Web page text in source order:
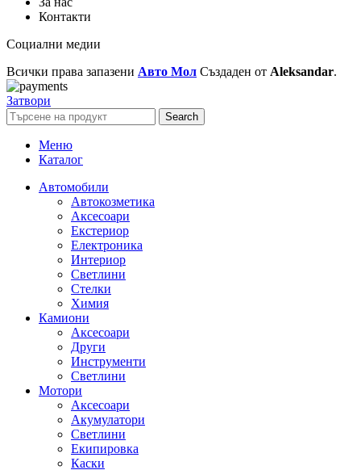
Контакти
Социални медии
Всички права запазени Авто Мол Създаден от Aleksandar.
Затвори
Search
Меню
Каталог
Автомобили
Автокозметика
Аксесоари
Екстериор
Електроника
Интериор
Светлини
Стелки
Химия
Камиони
Аксесоари
Други
Инструменти
Светлини
Мотори
Аксесоари
Акумулатори
Светлини
Екипировка
Каски